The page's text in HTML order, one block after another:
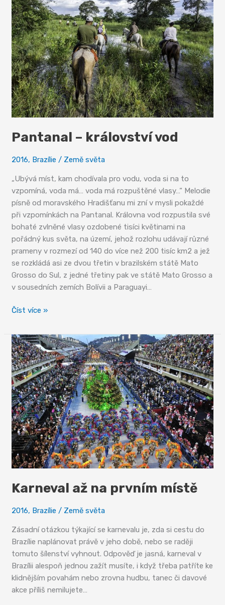
Pantanal – království vod
2016, Brazílie / Země světa
„Ubývá míst, kam chodívala pro vodu, voda si na to
vzpomíná, voda má… voda má rozpuštěné vlasy…“ Melodie
písně od moravského Hradišťanu mi zní v mysli pokaždé
při vzpomínkách na Pantanal. Královna vod rozpustila své
bohaté zvlněné vlasy ozdobené tisíci květinami na
pořádný kus světa, na území, jehož rozlohu udávají různé
prameny v rozmezí od 140 do více než 200 tisíc km2 a jež
se rozkládá asi ze dvou třetin v brazilském státě Mato
Grosso do Sul, z jedné třetiny pak ve státě Mato Grosso a
v sousedních zemích Bolívii a Paraguayi…
Pantanal
království
vod
Číst více »
Karneval až na prvním místě
2016, Brazílie / Země světa
Zásadní otázkou týkající se karnevalu je, zda si cestu do
Brazílie naplánovat právě v jeho době, nebo se raději
tomuto šílenství vyhnout. Odpověď je jasná, karneval v
Brazílii alespoň jednou zažít musíte, i když třeba patříte ke
klidnějším povahám nebo zrovna hudbu, tanec či davové
akce příliš nemilujete…